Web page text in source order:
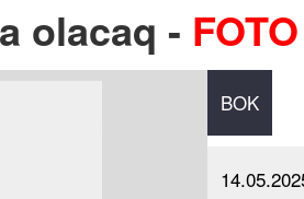
olacaq - FOTO
BOK